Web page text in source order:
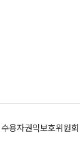
없기 때문이다. 지
의는 핵시설 동결
수용자권익보호위원회